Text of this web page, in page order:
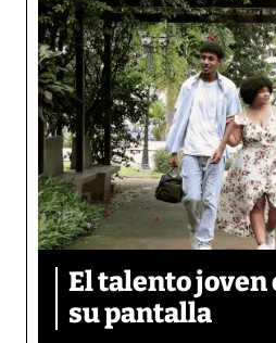
El talento
su pantalla​